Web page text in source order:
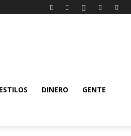
ESTILOS DINERO GENTE